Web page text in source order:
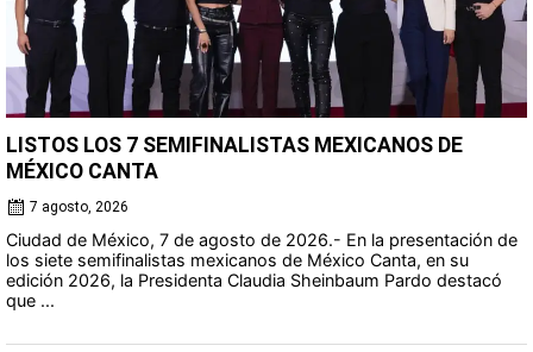
LISTOS LOS 7 SEMIFINALISTAS MEXICANOS DE
MÉXICO CANTA
7 agosto, 2026
Ciudad de México, 7 de agosto de 2026.- En la presentación de
los siete semifinalistas mexicanos de México Canta, en su
edición 2026, la Presidenta Claudia Sheinbaum Pardo destacó
que ...